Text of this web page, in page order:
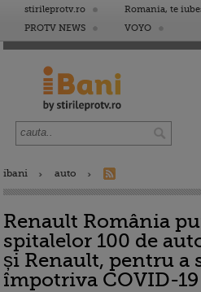
stirileprotv.ro Romania, te
PROTV NEWS
VOYO
ibani auto
Renault România
spitalelor 100 de
și Renault, pentru a
împotriva COVID-19